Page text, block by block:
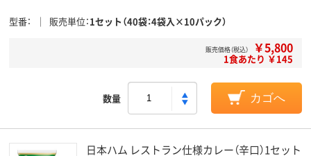
型番 販売単位 1セット（40袋：4袋入×10パック）
販売価格（税込） ￥5,800
1食あたり ￥145
数量 カゴへ
日本ハム レストラン仕様カレー（辛口）1セット